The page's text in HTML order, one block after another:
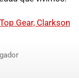
Top Gear, Clarkson